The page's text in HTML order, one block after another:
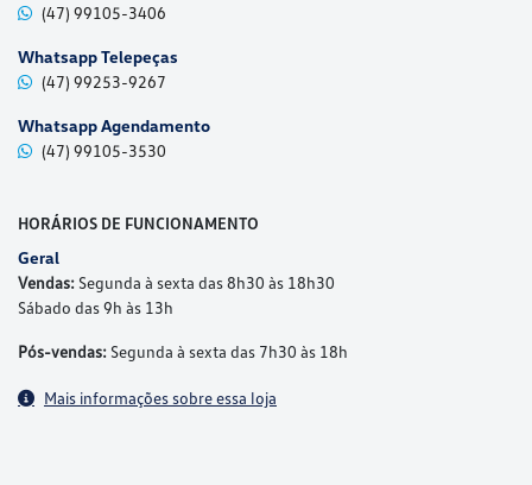
(47) 99105-3406
Whatsapp Telepeças
(47) 99253-9267
Whatsapp Agendamento
(47) 99105-3530
HORÁRIOS DE FUNCIONAMENTO
Geral
Vendas: Segunda à sexta das 8h30 às 18h30
Sábado das 9h às 13h
Pós-vendas: Segunda à sexta das 7h30 às 18h
Mais informações sobre essa loja